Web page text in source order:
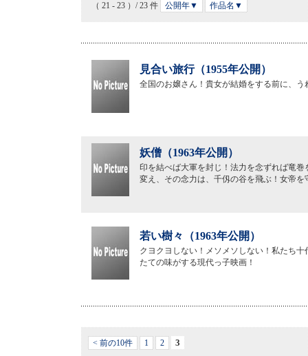
（ 21 - 23 ）/ 23 件 公開年▼ 作品名▼
見合い旅行（1955年公開）
全国のお嬢さん！貴女が結婚をする前に、
妖僧（1963年公開）
印を結べば大軍を封じ！法力を念ずれば竜
変え、その念力は、千仭の谷を飛ぶ！女帝
若い樹々（1963年公開）
クヨクヨしない！メソメソしない！私たち
たての味がする現代っ子映画！
< 前の10件 1 2 3